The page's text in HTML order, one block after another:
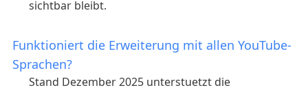
sichtbar bleibt.
Funktioniert die Erweiterung mit allen YouTube-
Sprachen?
Stand Dezember 2025 unterstuetzt die